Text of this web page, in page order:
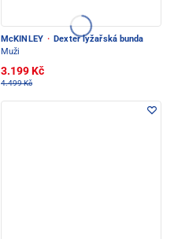
McKINLEY · Dexter lyžařská bunda
Muži
3.199 Kč
4.499 Kč